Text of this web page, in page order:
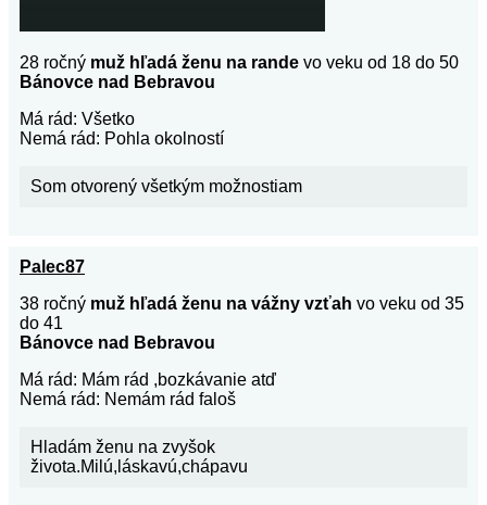
28 ročný muž hľadá ženu na rande vo veku od 18 do 50
Bánovce nad Bebravou
Má rád: Všetko
Nemá rád: Pohla okolností
Som otvorený všetkým možnostiam
Palec87
38 ročný muž hľadá ženu na vážny vzťah vo veku od 35
do 41
Bánovce nad Bebravou
Má rád: Mám rád ,bozkávanie atď
Nemá rád: Nemám rád faloš
Hladám ženu na zvyšok
života.Milú,láskavú,chápavu